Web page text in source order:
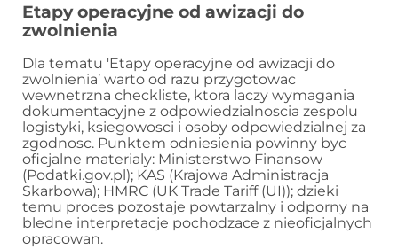
Etapy operacyjne od awizacji do
zwolnienia
Dla tematu 'Etapy operacyjne od awizacji do
zwolnienia’ warto od razu przygotowac
wewnetrzna checkliste, ktora laczy wymagania
dokumentacyjne z odpowiedzialnoscia zespolu
logistyki, ksiegowosci i osoby odpowiedzialnej za
zgodnosc. Punktem odniesienia powinny byc
oficjalne materialy: Ministerstwo Finansow
(Podatki.gov.pl); KAS (Krajowa Administracja
Skarbowa); HMRC (UK Trade Tariff (UI)); dzieki
temu proces pozostaje powtarzalny i odporny na
bledne interpretacje pochodzace z nieoficjalnych
opracowan.